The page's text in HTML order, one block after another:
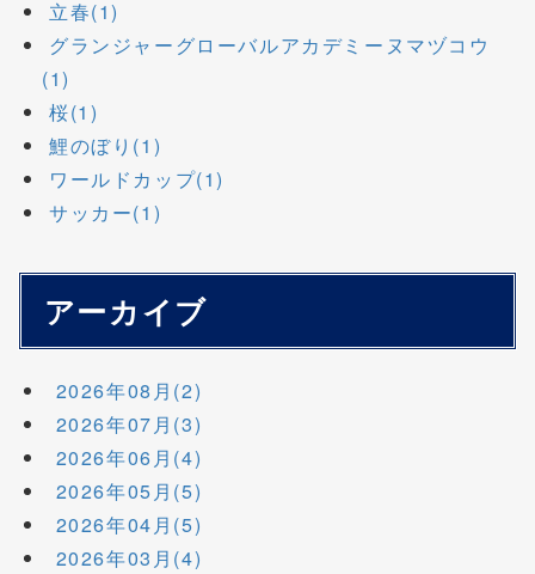
立春(1)
グランジャーグローバルアカデミーヌマヅコウ
(1)
桜(1)
鯉のぼり(1)
ワールドカップ(1)
サッカー(1)
アーカイブ
2026年08月(2)
2026年07月(3)
2026年06月(4)
2026年05月(5)
2026年04月(5)
2026年03月(4)